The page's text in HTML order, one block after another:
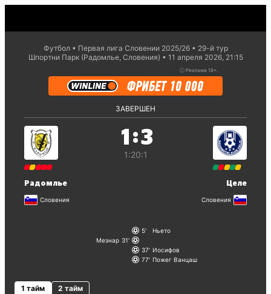
Футбол Первая лига Словении 2025/26
29-й тур
Шпортни Парк (Радомлье, Словения)
11 апреля 2026, 21:15
ⓘ Реклама 18+.
ЗАВЕРШЕН
Радомлье
Словения
1 :3
1:20:1
Целе
Словения
5
Ньето
Мезнар 31
37 Иосифов
77
Пожег Ванцаш
1 тайм 2 тайм